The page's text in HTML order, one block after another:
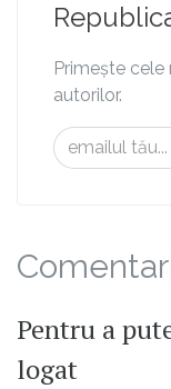
Primește
autorilor.
Pentru a
logat